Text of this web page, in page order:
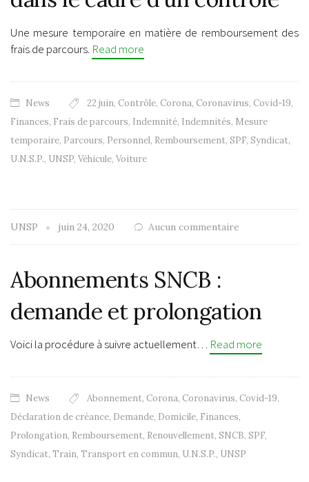
Une mesure temporaire en matière de remboursement des
frais de parcours. Read more
News 22 juin, Contrôle, Corona, Coronavirus, Covid-19,
Finances, Frais de parcours, Indemnité, Indemnités, Mesure
temporaire, Parcours, Personnel, Remboursement, SPF, Syndicat,
U.N.S.P., UNSP, Véhicule, Voiture
UNSP juin 24, 2020 Aucun commentaire
Abonnements SNCB :
demande et prolongation
Voici la procédure à suivre actuellement… Read more
News Abonnement, Corona, Coronavirus, Covid-19,
Déclaration de créance, Demande, Domicile, Finances,
Prolongation, Remboursement, Renouvellement, SNCB, SPF,
Syndicat, Train, Transport en commun, U.N.S.P., UNSP